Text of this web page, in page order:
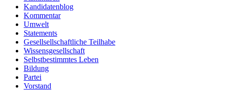
Kandidatenblog
Kommentar
Umwelt
Statements
Gesellsellschaftliche Teilhabe
Wissensgesellschaft
Selbstbestimmtes Leben
Bildung
Partei
Vorstand